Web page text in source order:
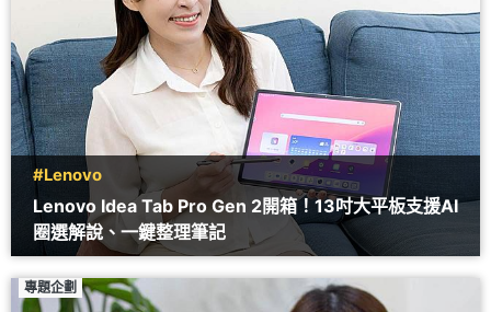
#Lenovo
Lenovo Idea Tab Pro Gen 2開箱！13吋大平板支援AI
圈選解說、一鍵整理筆記
專題企劃